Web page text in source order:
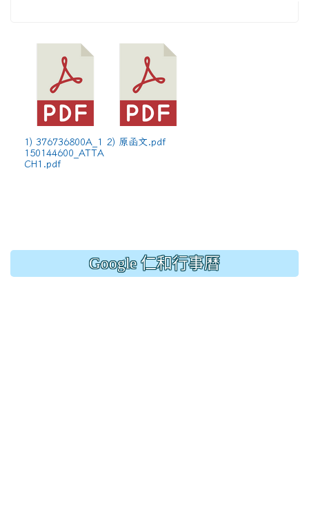
1) 376736800A_1
150144600_ATTA
CH1.pdf
2) 原函文.pdf
Google 仁和行事曆